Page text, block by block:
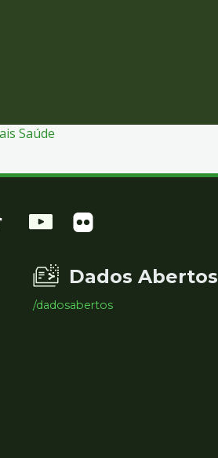
Saúde
Dados Abertos
/dadosabertos